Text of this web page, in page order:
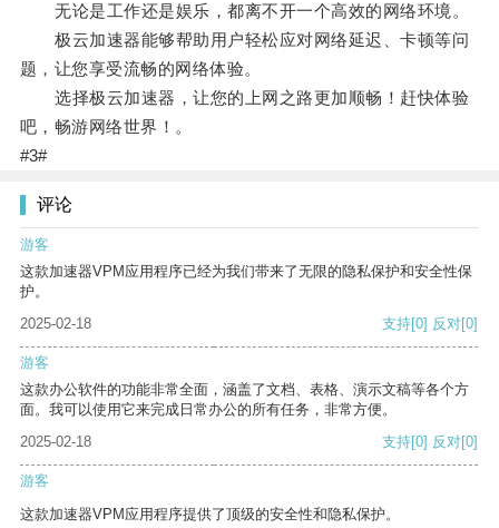
无论是工作还是娱乐，都离不开一个高效的网络环境。
极云加速器能够帮助用户轻松应对网络延迟、卡顿等问
题，让您享受流畅的网络体验。
选择极云加速器，让您的上网之路更加顺畅！赶快体验
吧，畅游网络世界！。
#3#
评论
游客
这款加速器VPM应用程序已经为我们带来了无限的隐私保护和安全性保
护。
2025-02-18
支持[0] 反对[0]
游客
这款办公软件的功能非常全面，涵盖了文档、表格、演示文稿等各个方
面。我可以使用它来完成日常办公的所有任务，非常方便。
2025-02-18
支持[0] 反对[0]
游客
这款加速器VPM应用程序提供了顶级的安全性和隐私保护。